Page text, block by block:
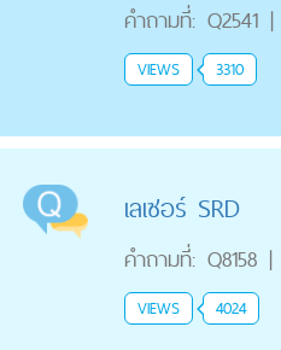
คำถามที่: Q2541 |
VIEWS 3310
เลเซอร์ SRD
คำถามที่: Q8158 |
VIEWS 4024